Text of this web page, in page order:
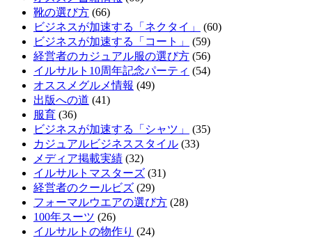
靴の選び方 (66)
ビジネスが加速する「ネクタイ」
(60)
ビジネスが加速する「コート」
(59)
経営者のカジュアル服の選び方 (56)
イルサルト10周年記念パーティ (54)
オススメグルメ情報 (49)
出版への道 (41)
服育 (36)
ビジネスが加速する「シャツ」
(35)
カジュアルビジネススタイル (33)
メディア掲載実績 (32)
イルサルトマスターズ (31)
経営者のクールビズ (29)
フォーマルウエアの選び方 (28)
100年スーツ (26)
イルサルトの物作り (24)